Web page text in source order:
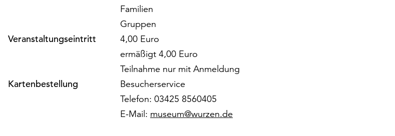
Familien
Gruppen
Veranstaltungseintritt
4,00 Euro
ermäßigt 4,00 Euro
Teilnahme nur mit Anmeldung
Kartenbestellung
Besucherservice
Telefon: 03425 8560405
E-Mail: museum@wurzen.de